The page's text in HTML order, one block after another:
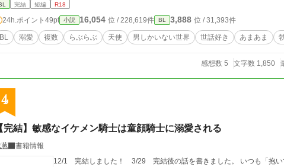
完結 短編 R18
24h.ポイント 49pt 小説 16,054 位 / 228,619件 BL 3,888 位 / 31,393件
BL 溺愛 複数 らぶらぶ 天使 男しかいない世界 世話好き あまあま
感想数 5 文字数 1,850
4
完結】敏感なイケメン騎士は童顔騎士に溺愛される
書籍情報
12/1 完結しました！ 3/29 完結後の話を書きました。 いつも「抱いて」と乞われるイケメン騎士は早漏でいつ